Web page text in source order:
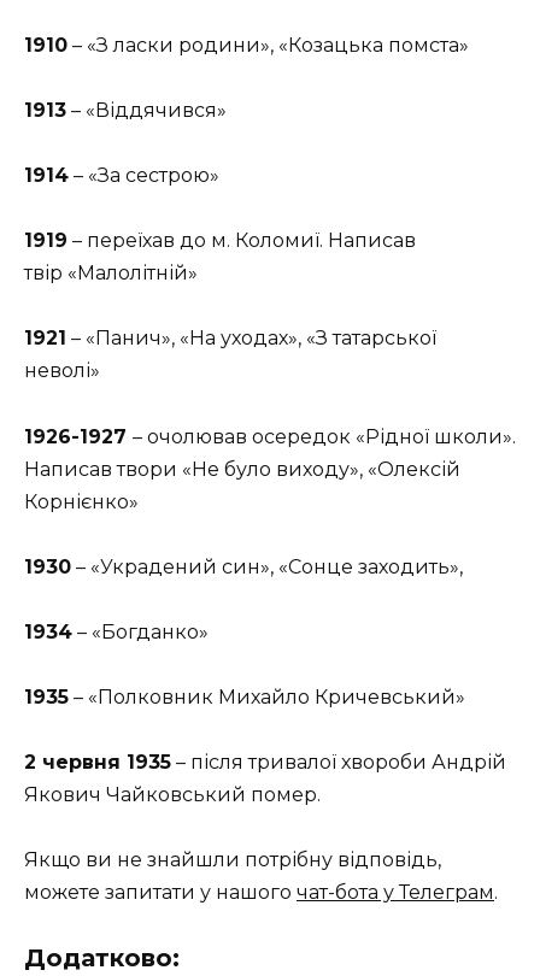
1910 – «З ласки родини», «Козацька помста»
1913 – «Віддячився»
1914 – «За сестрою»
1919 – переїхав до м. Коломиї. Написав
твір «Малолітній»
1921 – «Панич», «На уходах», «З татарської
неволі»
1926-1927 – очолював осередок «Рідної школи».
Написав твори «Не було виходу», «Олексій
Корнієнко»
1930 – «Украдений син», «Сонце заходить»,
1934 – «Богданко»
1935 – «Полковник Михайло Кричевський»
2 червня 1935 – після тривалої хвороби Андрій
Якович Чайковський помер.
Якщо ви не знайшли потрібну відповідь,
можете запитати у нашого чат-бота у Телеграм.
Додатково: